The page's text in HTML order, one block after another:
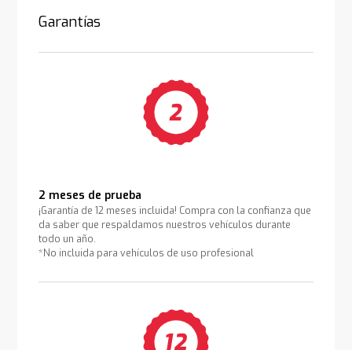
Garantías
2 meses de prueba
¡Garantía de 12 meses incluida! Compra con la confianza que
da saber que respaldamos nuestros vehículos durante
todo un año.
*No incluida para vehículos de uso profesional